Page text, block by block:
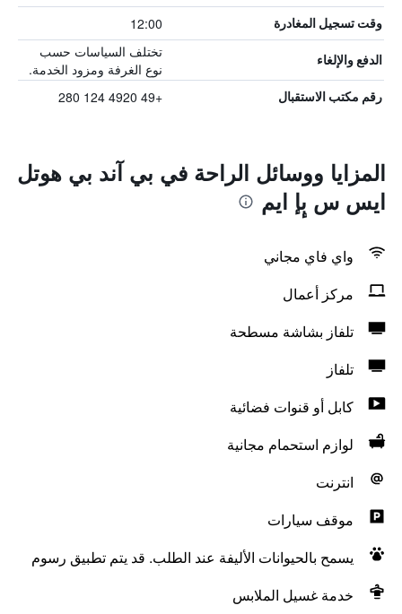
وقت تسجيل المغادرة 12:00
الدفع والإلغاء
تختلف السياسات حسب
نوع الغرفة ومزود الخدمة.
رقم مكتب الاستقبال +49 4920 124 280
المزايا ووسائل الراحة في بي آند بي هوتل
ايس س بٕإ ايم
واي فاي مجاني
مركز أعمال
تلفاز بشاشة مسطحة
تلفاز
كابل أو قنوات فضائية
لوازم استحمام مجانية
انترنت
موقف سيارات
يسمح بالحيوانات الأليفة عند الطلب. قد يتم تطبيق رسوم
خدمة غسيل الملابس